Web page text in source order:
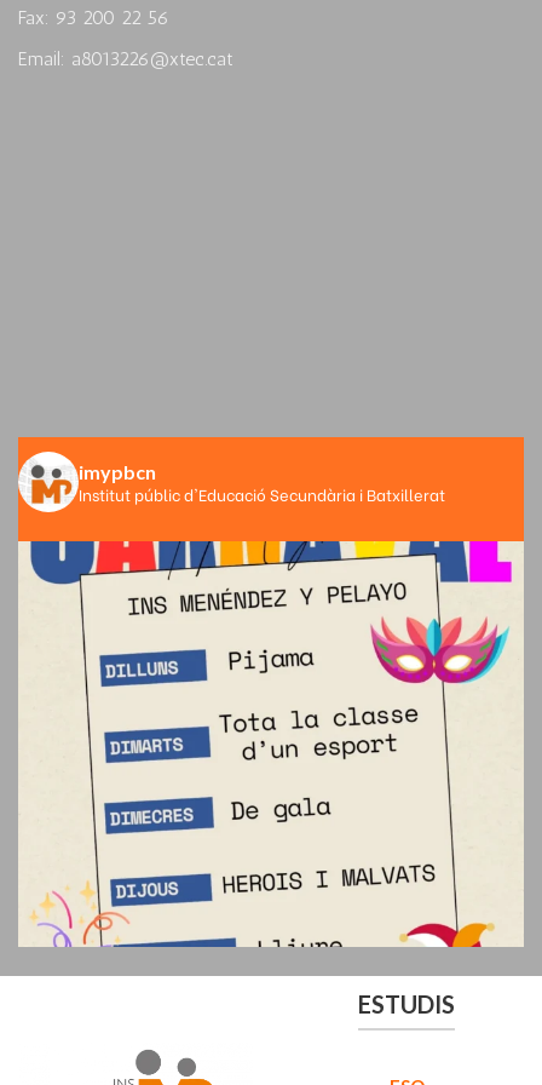
Fax: 93 200 22 56
Email: a8013226@xtec.cat
imypbcn
Institut públic d'Educació Secundària i Batxillerat
ESTUDIS